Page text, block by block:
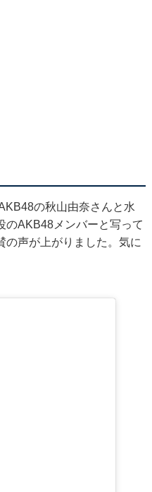
の秋山由奈さんと水
のAKB48メンバーと写って
の声が上がりました。気に